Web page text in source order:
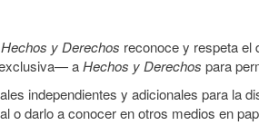
Hechos y Derechos reconoce y respeta el
aHechos y Derechos para
independientes y adicionales para la
o darlo a conocer en otros medios en